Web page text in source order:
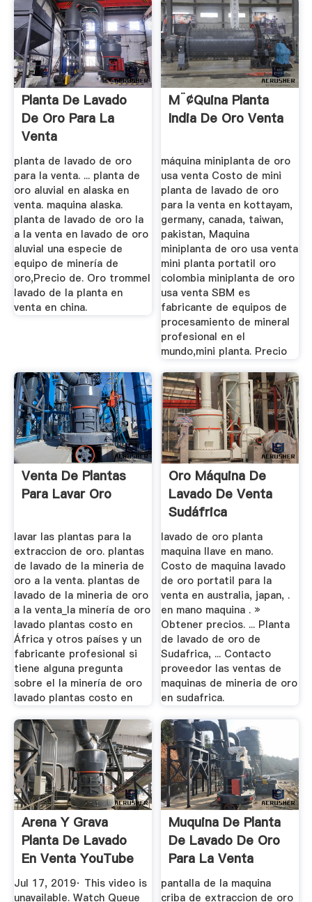
Planta De Lavado
De Oro Para La
Venta
planta de lavado de oro
para la venta. ... planta de
oro aluvial en alaska en
venta. maquina alaska.
planta de lavado de oro la
a la venta en lavado de oro
aluvial una especie de
equipo de minería de
oro,Precio de. Oro trommel
lavado de la planta en
venta en china.
M¨¢quina Planta
India De Oro Venta
máquina miniplanta de oro
usa venta Costo de mini
planta de lavado de oro
para la venta en kottayam,
germany, canada, taiwan,
pakistan, Maquina
miniplanta de oro usa venta
mini planta portatil oro
colombia miniplanta de oro
usa venta SBM es
fabricante de equipos de
procesamiento de mineral
profesional en el
mundo,mini planta. Precio
Venta De Plantas
Para Lavar Oro
lavar las plantas para la
extraccion de oro. plantas
de lavado de la mineria de
oro a la venta. plantas de
lavado de la mineria de oro
a la venta_la minería de oro
lavado plantas costo en
África y otros países y un
fabricante profesional si
tiene alguna pregunta
sobre el la minería de oro
lavado plantas costo en
Oro Máquina De
Lavado De Venta
Sudáfrica
lavado de oro planta
maquina llave en mano.
Costo de maquina lavado
de oro portatil para la
venta en australia, japan, .
en mano maquina . »
Obtener precios. ... Planta
de lavado de oro de
Sudafrica, ... Contacto
proveedor las ventas de
maquinas de mineria de oro
en sudafrica.
Arena Y Grava
Planta De Lavado
En Venta YouTube
Jul 17, 2019· This video is
unavailable. Watch Queue
Muquina De Planta
De Lavado De Oro
Para La Venta
pantalla de la maquina
criba de extraccion de oro